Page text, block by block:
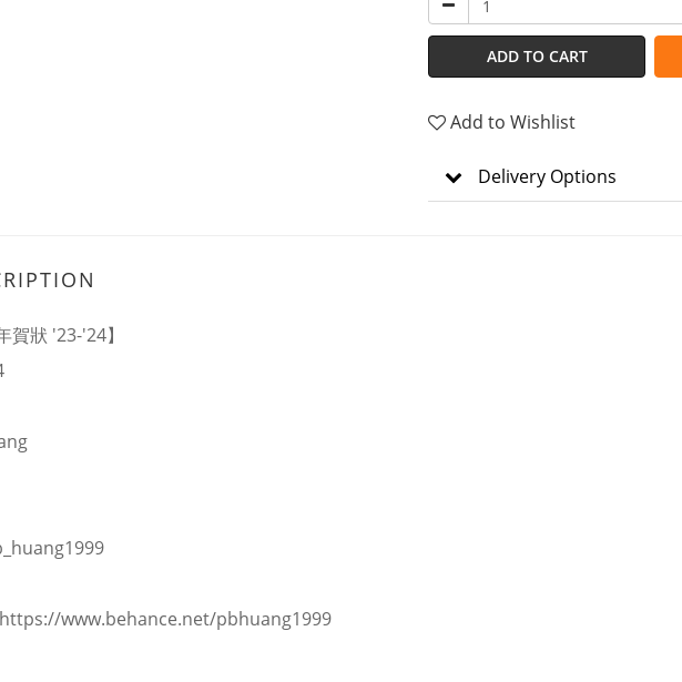
ADD TO CART
Add to Wishlist
Delivery Options
賀狀 '23-'24】
https://www.behance.net/pbhuang1999